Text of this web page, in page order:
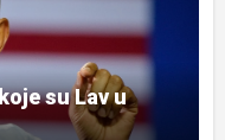
su Lav u